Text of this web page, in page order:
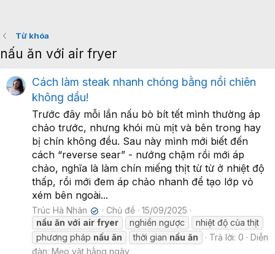
Từ khóa
nấu ăn với air fryer
Cách làm steak nhanh chóng bằng nồi chiên
không dầu!
Trước đây mỗi lần nấu bò bít tết mình thường áp
chảo trước, nhưng khói mù mịt và bên trong hay
bị chín không đều. Sau này mình mới biết đến
cách “reverse sear” - nướng chậm rồi mới áp
chảo, nghĩa là làm chín miếng thịt từ từ ở nhiệt độ
thấp, rồi mới đem áp chảo nhanh để tạo lớp vỏ
xém bên ngoài...
Trúc Hà Nhân ✔ Chủ đề
15/09/2025
nấu ăn với air fryer nghiền ngược
nhiệt độ của thịt
phương pháp nấu ăn thời gian nấu ăn Trả lời: 0
Diễn
đàn: Mẹo vặt hằng ngày